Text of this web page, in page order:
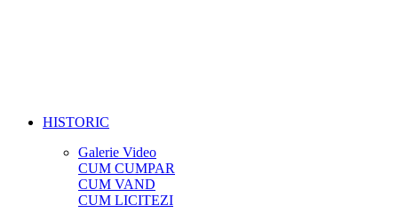
HISTORIC
Galerie Video
CUM CUMPAR
CUM VAND
CUM LICITEZI